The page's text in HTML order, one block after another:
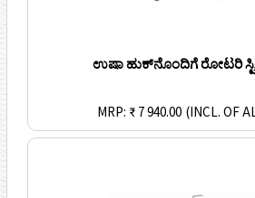
ಉಷಾ ಹುಕ್‌ನೊಂದಿಗೆ ರೋಟರಿ
MRP: ₹ 7 940.00 (INCL. OF